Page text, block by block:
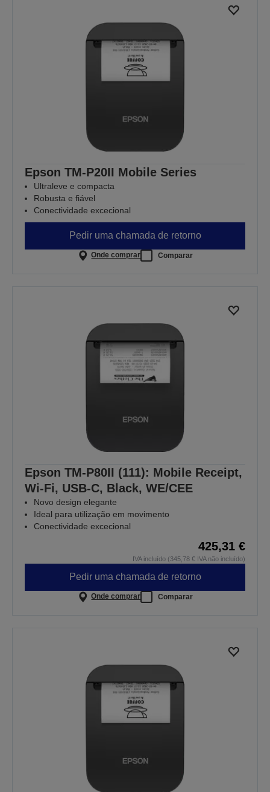
Epson TM-P20II Mobile Series
Ultraleve e compacta
Robusta e fiável
Conectividade excecional
Pedir uma chamada de retorno
Onde comprar Comparar
Epson TM-P80II (111): Mobile Receipt,
Wi-Fi, USB-C, Black, WE/CEE
Novo design elegante
Ideal para utilização em movimento
Conectividade excecional
425,31 €
IVA incluído (345,78 € IVA não incluído)
Pedir uma chamada de retorno
Onde comprar Comparar